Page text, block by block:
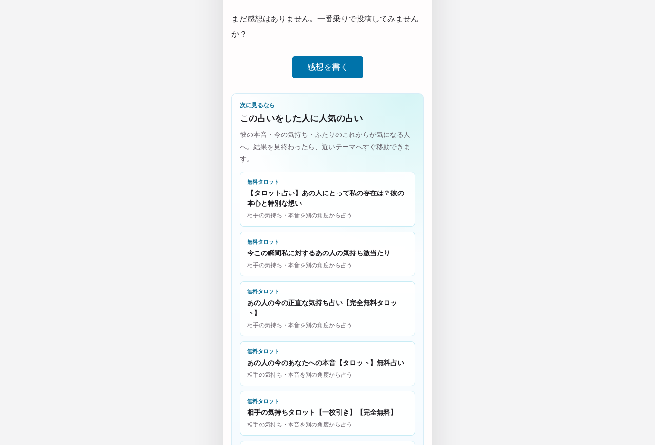
まだ感想はありません。一番乗りで投稿してみません
か？
感想を書く
次に見るなら
この占いをした人に人気の占い
彼の本音・今の気持ち・ふたりのこれからが気になる人
へ。結果を見終わったら、近いテーマへすぐ移動できま
す。
無料タロット
【タロット占い】あの人にとって私の存在は？彼の
本心と特別な想い
相手の気持ち・本音を別の角度から占う
無料タロット
今この瞬間私に対するあの人の気持ち激当たり
相手の気持ち・本音を別の角度から占う
無料タロット
あの人の今の正直な気持ち占い【完全無料タロッ
ト】
相手の気持ち・本音を別の角度から占う
無料タロット
あの人の今のあなたへの本音【タロット】無料占い
相手の気持ち・本音を別の角度から占う
無料タロット
相手の気持ちタロット【一枚引き】【完全無料】
相手の気持ち・本音を別の角度から占う